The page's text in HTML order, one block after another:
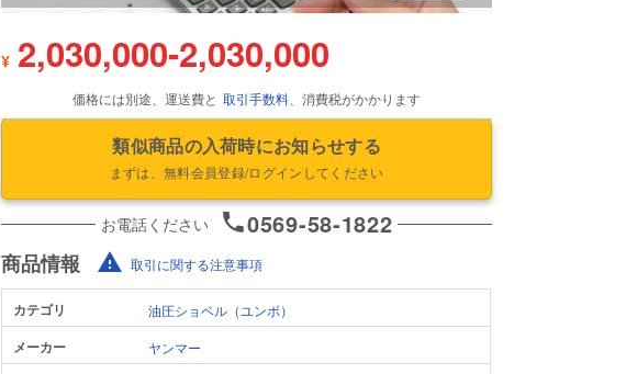
¥ 2,030,000-2,030,000
価格には別途、運送費と 取引手数料、消費税がかかります
類似商品の入荷時にお知らせする
まずは、無料会員登録/ログインしてください
お電話ください 0569-58-1822
商品情報 取引に関する注意事項
カテゴリ 油圧ショベル（ユンボ）
メーカー ヤンマー